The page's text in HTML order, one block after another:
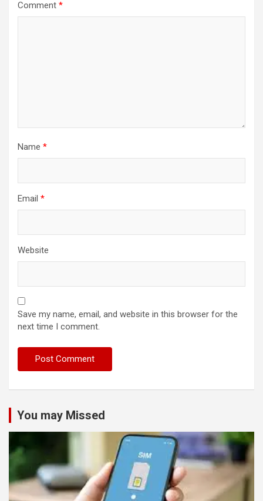
Comment *
Name *
Email *
Website
Save my name, email, and website in this browser for the
next time I comment.
You may Missed